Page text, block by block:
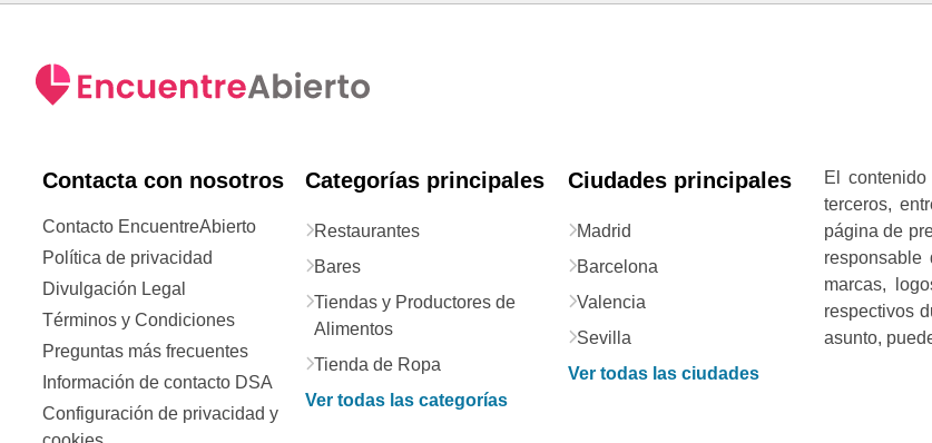
Contacta con nosotros
Contacto EncuentreAbierto
Política de privacidad
Divulgación Legal
Términos y Condiciones
Preguntas más frecuentes
Información de contacto DSA
Configuración de privacidad y
Categorías principales
Restaurantes
Bares
Tiendas y Productores de
Alimentos
Tienda de Ropa
Ver todas las categorías
Ciudades principales
Madrid
Barcelona
Valencia
Sevilla
Ver todas las ciudades
El
terceros,
página de
marcas,
respectivos
asunto,